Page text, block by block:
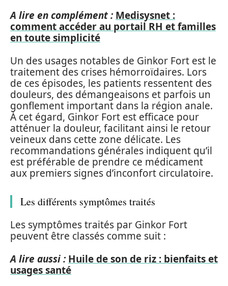
A lire en complément : Medisysnet :
comment accéder au portail RH et familles
en toute simplicité
Un des usages notables de Ginkor Fort est le
traitement des crises hémorroïdaires. Lors
de ces épisodes, les patients ressentent des
douleurs, des démangeaisons et parfois un
gonflement important dans la région anale.
À cet égard, Ginkor Fort est efficace pour
atténuer la douleur, facilitant ainsi le retour
veineux dans cette zone délicate. Les
recommandations générales indiquent qu’il
est préférable de prendre ce médicament
aux premiers signes d’inconfort circulatoire.
Les différents symptômes traités
Les symptômes traités par Ginkor Fort
peuvent être classés comme suit :
A lire aussi : Huile de son de riz : bienfaits et
usages santé